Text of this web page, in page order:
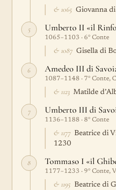
& 1065 Giovanna
5 Umberto II «il
1065–1103 · 6° Conte
& 1087 Gisella di
6 Amedeo III di
1087–1148 · 7° Conte,
& 1123 Matilde
7 Umberto III di
1136–1188 · 8° Conte
& 1177 Beatrice di
1230
8 Tommaso I «il
1177–1233 · 9° Conte,
& 1195 Beatrice di